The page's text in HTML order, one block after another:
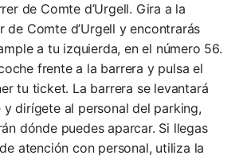
de Comte d’Urgell. Gira a la
de Comte d’Urgell y encontrarás
a tu izquierda, en el número 56.
frente a la barrera y pulsa el
tu ticket. La barrera se levantará
dirígete al personal del parking,
dónde puedes aparcar. Si llegas
atención con personal, utiliza la